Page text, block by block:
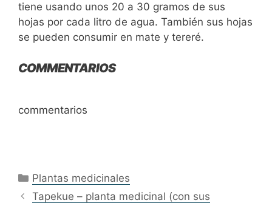
tiene usando unos 20 a 30 gramos de sus
hojas por cada litro de agua. También sus hojas
se pueden consumir en mate y tereré.
COMMENTARIOS
commentarios
Categories
Plantas medicinales
Tapekue – planta medicinal (con sus